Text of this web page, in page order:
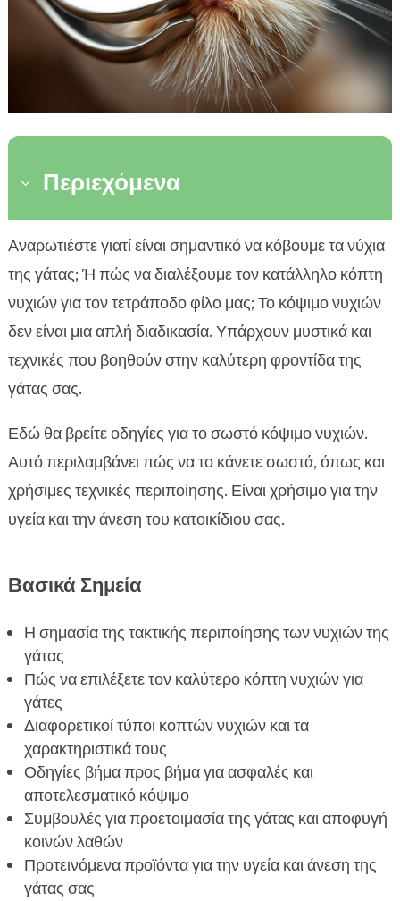
3 Περιεχόμενα
 Γιατί είναι σημαντικό το κόψιμο των νυχιών της
γάτας
 Διαφορετικοί τύποι κόπτη νυχιών για γάτες και
πώς να επιλέξετε
Πώς να προετοιμάσετε τη γάτα σας για το
κόψιμο των νυχιών
Οδηγίες βήμα προς βήμα για ασφαλές κόψιμο
νυχιών γάτας
Προειδοποιήσεις και κοινά λάθη κατά το κόψιμο
των νυχιών
Πώς να διατηρήσετε τριμμένα τα νύχια της
γάτας σας
γάτας
Σημαντικές συμβουλές για την περιποίηση της
γάτας σας
 Σχέση κατσικιών και περιποίησης νυχιών γάτας
 Κόπτης νυχιών για γάτες: Οφέλη και
ιδιαιτερότητες
 Η σημασία της τακτικής περιποίησης νυχιών
στην υγεία της γάτας
Συνιστώμενα προϊόντα για διατροφή και άνεση
Πώς να κάνετε τη διαδικασία κόψιμο νυχιών μια
ευχάριστη εμπειρία
 FAQ
Αναρωτιέστε γιατί είναι σημαντικό να κόβουμε τα νύχια
της γάτας; Ή πώς να διαλέξουμε τον κατάλληλο κόπτη
νυχιών για τον τετράποδο φίλο μας; Το κόψιμο νυχιών
δεν είναι μια απλή διαδικασία. Υπάρχουν μυστικά και
τεχνικές που βοηθούν στην καλύτερη φροντίδα της
γάτας σας.
Εδώ θα βρείτε οδηγίες για το σωστό κόψιμο νυχιών.
Αυτό περιλαμβάνει πώς να το κάνετε σωστά, όπως και
χρήσιμες τεχνικές περιποίησης. Είναι χρήσιμο για την
υγεία και την άνεση του κατοικίδιου σας.
Βασικά Σημεία
Η σημασία της τακτικής περιποίησης των νυχιών της
γάτας
Πώς να επιλέξετε τον καλύτερο κόπτη νυχιών για
γάτες
Διαφορετικοί τύποι κοπτών νυχιών και τα
χαρακτηριστικά τους
Οδηγίες βήμα προς βήμα για ασφαλές και
αποτελεσματικό κόψιμο
Συμβουλές για προετοιμασία της γάτας και αποφυγή
κοινών λαθών
Προτεινόμενα προϊόντα για την υγεία και άνεση της
γάτας σας